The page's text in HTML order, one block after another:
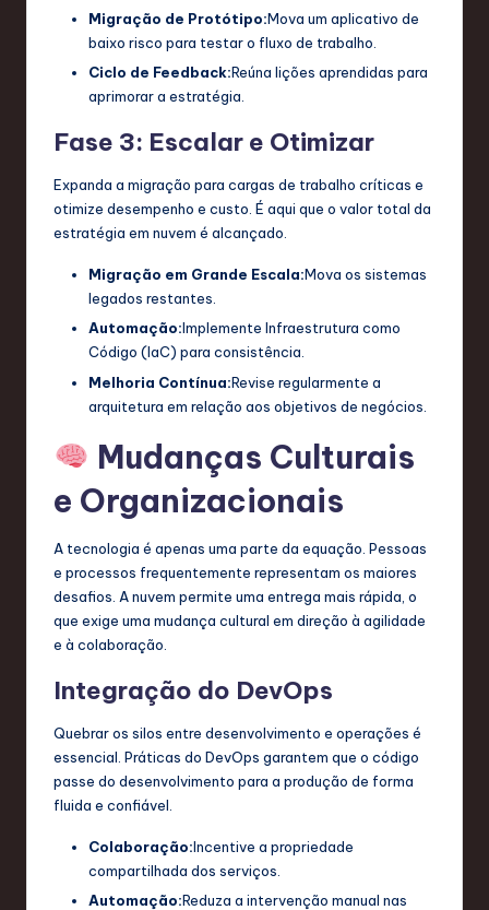
Migração de Protótipo:Mova um aplicativo de
baixo risco para testar o fluxo de trabalho.
Ciclo de Feedback:Reúna lições aprendidas para
aprimorar a estratégia.
Fase 3: Escalar e Otimizar
Expanda a migração para cargas de trabalho críticas e
otimize desempenho e custo. É aqui que o valor total da
estratégia em nuvem é alcançado.
Migração em Grande Escala:Mova os sistemas
legados restantes.
Automação:Implemente Infraestrutura como
Código (IaC) para consistência.
Melhoria Contínua:Revise regularmente a
arquitetura em relação aos objetivos de negócios.
Mudanças Culturais
e Organizacionais
A tecnologia é apenas uma parte da equação. Pessoas
e processos frequentemente representam os maiores
desafios. A nuvem permite uma entrega mais rápida, o
que exige uma mudança cultural em direção à agilidade
e à colaboração.
Integração do DevOps
Quebrar os silos entre desenvolvimento e operações é
essencial. Práticas do DevOps garantem que o código
passe do desenvolvimento para a produção de forma
fluida e confiável.
Colaboração:Incentive a propriedade
compartilhada dos serviços.
Automação:Reduza a intervenção manual nas